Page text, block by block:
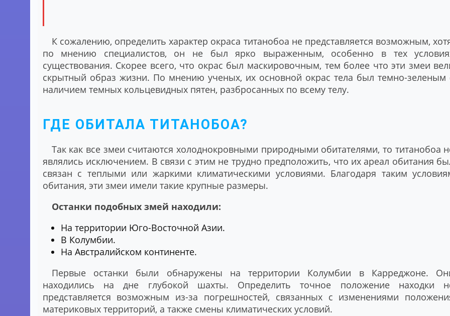
К сожалению, определить характер окраса титанобоа не представляется возможным,
по мнению специалистов, он не был ярко выраженным, особенно в тех
существования. Скорее всего, что окрас был маскировочным, тем более что эти змеи
скрытный образ жизни. По мнению ученых, их основной окрас тела был темно-зеленым
наличием темных кольцевидных пятен, разбросанных по всему телу.
ГДЕ ОБИТАЛА ТИТАНОБОА?
Так как все змеи считаются холоднокровными природными обитателями, то титанобоа
являлись исключением. В связи с этим не трудно предположить, что их ареал обитания
связан с теплыми или жаркими климатическими условиями. Благодаря таким
обитания, эти змеи имели такие крупные размеры.
Останки подобных змей находили:
На территории Юго-Восточной Азии.
В Колумбии.
На Австралийском континенте.
Первые останки были обнаружены на территории Колумбии в Карреджоне.
находились на дне глубокой шахты. Определить точное положение находки
представляется возможным из-за погрешностей, связанных с изменениями
материковых территорий, а также смены климатических условий.